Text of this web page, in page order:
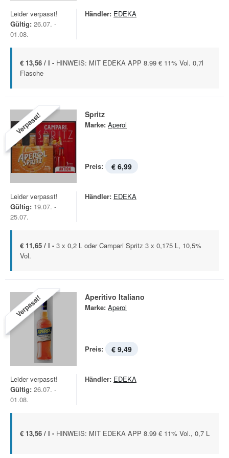
Leider verpasst!
Gültig: 26.07. -
01.08.
Händler: EDEKA
€ 13,56 / l - HINWEIS: MIT EDEKA APP 8.99 € 11% Vol. 0,7l
Flasche
Verpasst! Spritz
Marke: Aperol
Preis: € 6,99
Leider verpasst!
Gültig: 19.07. -
25.07.
Händler: EDEKA
€ 11,65 / l - 3 x 0,2 L oder Campari Spritz 3 x 0,175 L, 10,5%
Vol.
Verpasst! Aperitivo Italiano
Marke: Aperol
Preis: € 9,49
Leider verpasst!
Gültig: 26.07. -
01.08.
Händler: EDEKA
€ 13,56 / l - HINWEIS: MIT EDEKA APP 8.99 € 11% Vol., 0,7 L